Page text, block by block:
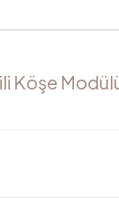
Köşe